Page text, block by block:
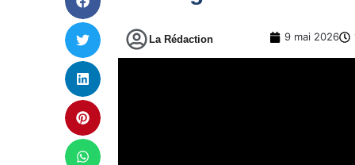
La Rédaction 9 mai 2026